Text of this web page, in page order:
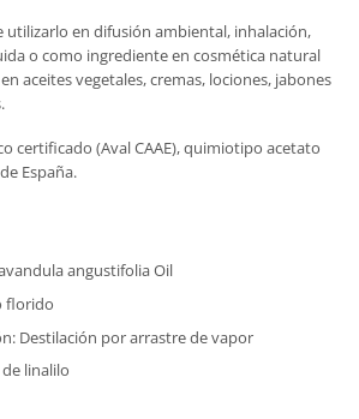
utilizarlo en difusión ambiental, inhalación,
o como ingrediente en cosmética natural
aceites vegetales, cremas, lociones, jabones
certificado (Aval CAAE), quimiotipo acetato
España.
angustifolia Oil
florido
Destilación por arrastre de vapor
linalilo